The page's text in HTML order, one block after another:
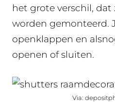
het grote verschil,
worden gemonteerd.
openklappen en
openen of sluiten.
Via: